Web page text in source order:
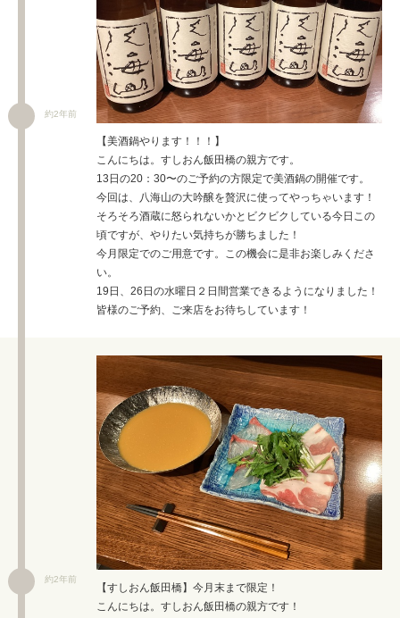
約2年前
【美酒鍋やります！！！】
こんにちは。すしおん飯田橋の親方です。
13日の20：30〜のご予約の方限定で美酒鍋の開催です。
今回は、八海山の大吟醸を贅沢に使ってやっちゃいます！
そろそろ酒蔵に怒られないかとビクビクしている今日この
頃ですが、やりたい気持ちが勝ちました！
今月限定でのご用意です。この機会に是非お楽しみくださ
い。
19日、26日の水曜日２日間営業できるようになりました！
皆様のご予約、ご来店をお待ちしています！
約2年前
【すしおん飯田橋】今月末まで限定！
こんにちは。すしおん飯田橋の親方です！